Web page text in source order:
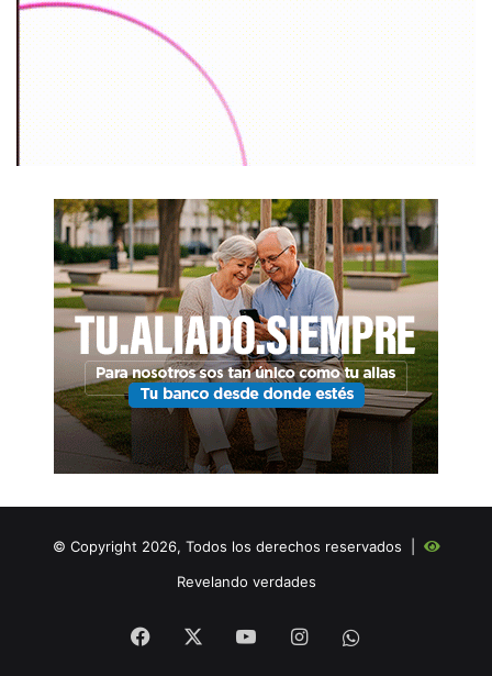
© Copyright 2026, Todos los derechos reservados |
Revelando verdades
Facebook YouTubeInstagram